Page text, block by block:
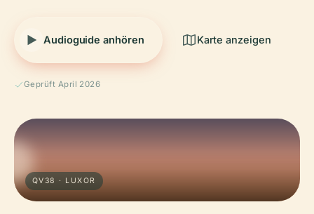
Audioguide anhören Karte anzeigen
Geprüft April 2026
QV38 · LUXOR